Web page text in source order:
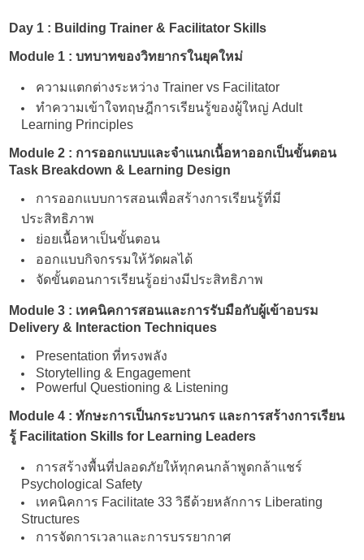
Day 1 : Building Trainer & Facilitator Skills
Module 1 : บทบาทของวิทยากรในยุคใหม่
ความแตกต่างระหว่าง Trainer vs Facilitator
ทำความเข้าใจทฤษฎีการเรียนรู้ของผู้ใหญ่ Adult
Learning Principles
Module 2 : การออกแบบและจำแนกเนื้อหาออกเป็นขั้นตอน
Task Breakdown & Learning Design
การออกแบบการสอนเพื่อสร้างการเรียนรู้ที่มี
ประสิทธิภาพ
ย่อยเนื้อหาเป็นขั้นตอน
ออกแบบกิจกรรมให้วัดผลได้
จัดขั้นตอนการเรียนรู้อย่างมีประสิทธิภาพ
Module 3 : เทคนิคการสอนและการรับมือกับผู้เข้าอบรม
Delivery & Interaction Techniques
Presentation ที่ทรงพลัง
Storytelling & Engagement
Powerful Questioning & Listening
Module 4 : ทักษะการเป็นกระบวนกร และการสร้างการเรียน
รู้ Facilitation Skills for Learning Leaders
การสร้างพื้นที่ปลอดภัยให้ทุกคนกล้าพูดกล้าแชร์
Psychological Safety
เทคนิคการ Facilitate 33 วิธีด้วยหลักการ Liberating
Structures
การจัดการเวลาและการบรรยากาศ